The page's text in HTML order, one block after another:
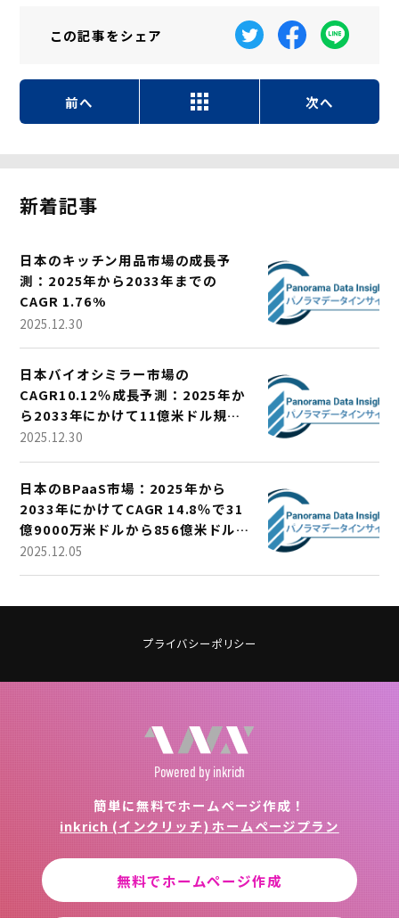
この記事をシェア
前へ 次へ
新着記事
日本のキッチン用品市場の成長予
測：2025年から2033年までの
CAGR 1.76%
2025.12.30
日本バイオシミラー市場の
CAGR10.12％成長予測：2025年か
ら2033年にかけて11億米ドル規模
に
2025.12.30
日本のBPaaS市場：2025年から
2033年にかけてCAGR 14.8％で31
億9000万米ドルから856億米ドルに
成長
2025.12.05
プライバシーポリシー
Powered by inkrich
簡単に無料でホームページ作成！
inkrich (インクリッチ) ホームページプラン
無料でホームページ作成